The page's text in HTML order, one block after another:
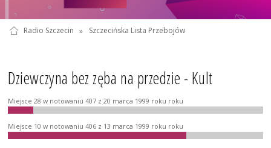
Radio Szczecin » Szczecińska Lista Przebojów
Dziewczyna bez zęba na przedzie - Kult
Miejsce 28 w notowaniu 407 z 20 marca 1999 roku roku
Miejsce 10 w notowaniu 406 z 13 marca 1999 roku roku